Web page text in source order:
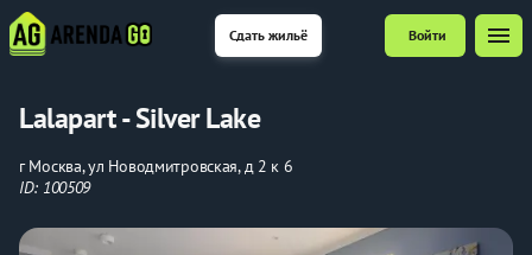
Сдать жильё Войти menu
Lalapart - Silver Lake
г Москва, ул Новодмитровская, д 2 к 6
ID: 100509